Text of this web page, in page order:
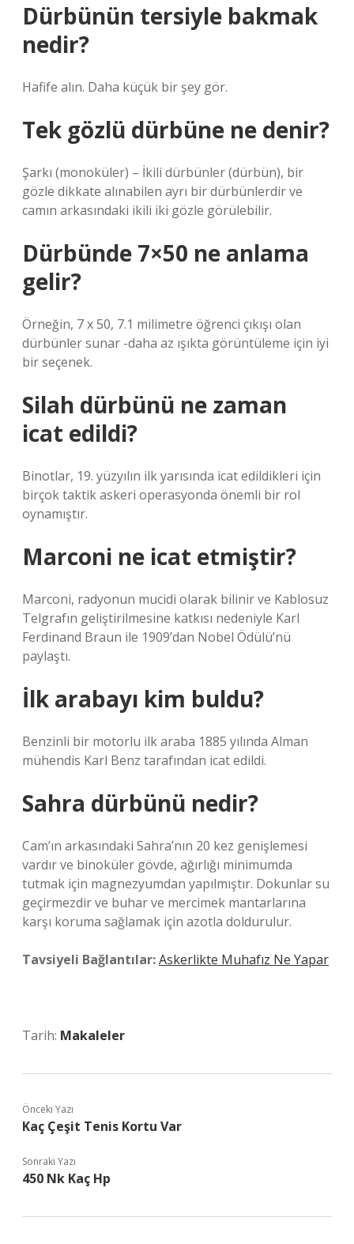
Dürbünün tersiyle bakmak
nedir?
Hafife alın. Daha küçük bir şey gör.
Tek gözlü dürbüne ne denir?
Şarkı (monoküler) – İkili dürbünler (dürbün), bir
gözle dikkate alınabilen ayrı bir dürbünlerdir ve
camın arkasındaki ikili iki gözle görülebilir.
Dürbünde 7×50 ne anlama
gelir?
Örneğin, 7 x 50, 7.1 milimetre öğrenci çıkışı olan
dürbünler sunar -daha az ışıkta görüntüleme için iyi
bir seçenek.
Silah dürbünü ne zaman
icat edildi?
Binotlar, 19. yüzyılın ilk yarısında icat edildikleri için
birçok taktik askeri operasyonda önemli bir rol
oynamıştır.
Marconi ne icat etmiştir?
Marconi, radyonun mucidi olarak bilinir ve Kablosuz
Telgrafın geliştirilmesine katkısı nedeniyle Karl
Ferdinand Braun ile 1909’dan Nobel Ödülü’nü
paylaştı.
İlk arabayı kim buldu?
Benzinli bir motorlu ilk araba 1885 yılında Alman
mühendis Karl Benz tarafından icat edildi.
Sahra dürbünü nedir?
Cam’ın arkasındaki Sahra’nın 20 kez genişlemesi
vardır ve binoküler gövde, ağırlığı minimumda
tutmak için magnezyumdan yapılmıştır. Dokunlar su
geçirmezdir ve buhar ve mercimek mantarlarına
karşı koruma sağlamak için azotla doldurulur.
Tavsiyeli Bağlantılar:Askerlikte Muhafız Ne Yapar
Tarih: Makaleler
Önceki Yazı
Kaç Çeşit Tenis Kortu Var
Sonraki Yazı
450 Nk Kaç Hp